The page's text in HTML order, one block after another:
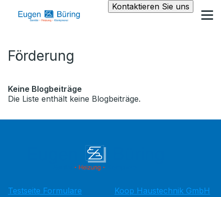
Kontaktieren Sie uns
Förderung
Keine Blogbeiträge
Die Liste enthält keine Blogbeiträge.
Testseite Formulare
Koop Haustechnik GmbH